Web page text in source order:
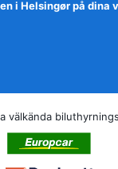
i Helsingør på dina
välkända